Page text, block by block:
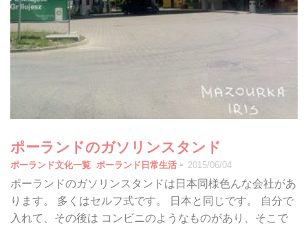
ポーランドのガソリンスタンド
ポーランド文化一覧 ポーランド日常生活 - 2015/06/04
ポーランドのガソリンスタンドは日本同様色んな会社があ
ります。 多くはセルフ式です。 日本と同じです。 自分で
入れて、その後は コンビニのようなものがあり、そこで